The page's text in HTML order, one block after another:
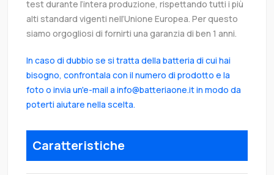
test durante l’intera produzione, rispettando tutti i più
alti standard vigenti nell’Unione Europea. Per questo
siamo orgogliosi di fornirti una garanzia di ben 1 anni.
In caso di dubbio se si tratta della batteria di cui hai
bisogno, confrontala con il numero di prodotto e la
foto o invia un'e-mail a info@batteriaone.it in modo da
poterti aiutare nella scelta.
Caratteristiche